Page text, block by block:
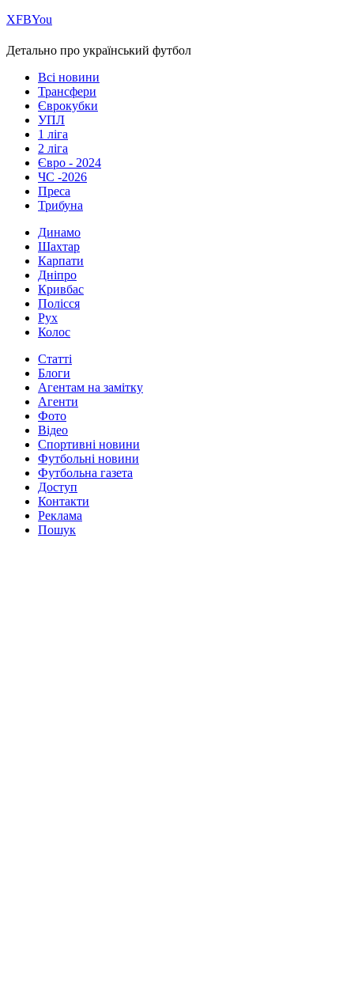
ХFBYou
Детально про український футбол
Всі новини
Трансфери
Єврокубки
УПЛ
1 ліга
2 ліга
Євро - 2024
ЧС -2026
Преса
Трибуна
Динамо
Шахтар
Карпати
Дніпро
Кривбас
Полісся
Рух
Колос
Статті
Блоги
Агентам на замітку
Агенти
Фото
Відео
Спортивні новини
Футбольні новини
Футбольна газета
Доступ
Контакти
Реклама
Пошук